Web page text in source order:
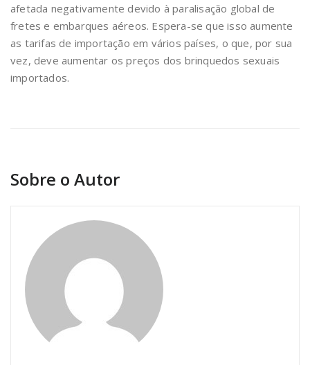
afetada negativamente devido à paralisação global de
fretes e embarques aéreos. Espera-se que isso aumente
as tarifas de importação em vários países, o que, por sua
vez, deve aumentar os preços dos brinquedos sexuais
importados.
Sobre o Autor